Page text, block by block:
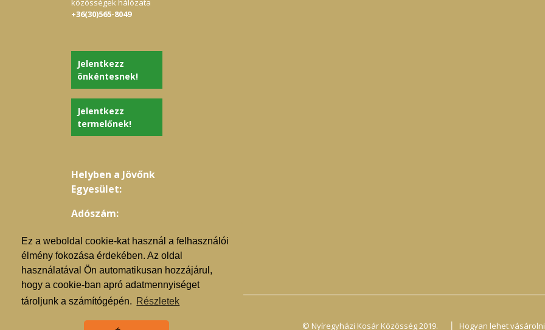
Ez a weboldal cookie-kat használ a felhasználói
élmény fokozása érdekében. Az oldal
használatával Ön automatikusan hozzájárul,
hogy a cookie-ban apró adatmennyiséget
tároljunk a számítógépén. Részletek
közösségek hálózata
+36(30)565-8049
Jelentkezz
önkéntesnek!
Jelentkezz
termelőnek!
Helyben a Jövőnk
Egyesület:
Adószám:
18801394-1-15
© Nyíregyházi Kosár Közösség 2019. | Hogyan lehet